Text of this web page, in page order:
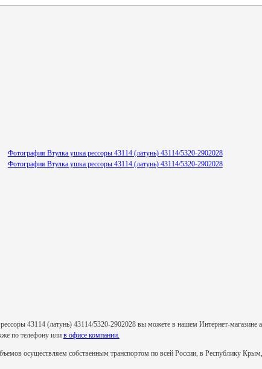
43114 (латунь) 43114/5320-2902028 вы можете в нашем Интернет-магазине
по телефону или в офисе компании.
осуществляем собственным транспортом по всей России, в Республику